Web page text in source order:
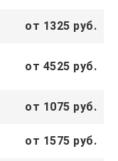
от 1325 руб.
от 4525 руб.
от 1075 руб.
от 1575 руб.